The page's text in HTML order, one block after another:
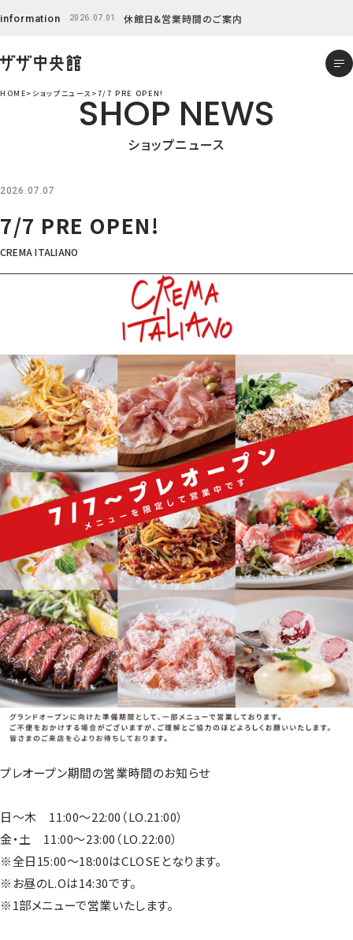
content
information 2026.07.01 休館日&営業時間のご案内
HOME ショップニュース 7/7 PRE OPEN!
SHOP NEWS
ショップニュース
2026.07.07
7/7 PRE OPEN!
CREMA ITALIANO
プレオープン期間の営業時間のお知らせ
日～木 11:00～22:00（LO.21:00）
金・土 11:00～23:00（LO.22:00）
※全日15:00～18:00はCLOSEとなります。
※お昼のL.Oは14:30です。
※1部メニューで営業いたします。